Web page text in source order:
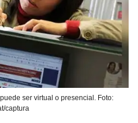
ser virtual o presencial. Foto:
captura